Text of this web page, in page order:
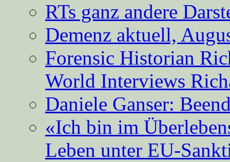
RTs ganz andere
Demenz aktuell,
Forensic Historian
World Interviews
Daniele Ganser:
«Ich bin im
Leben unter EU-